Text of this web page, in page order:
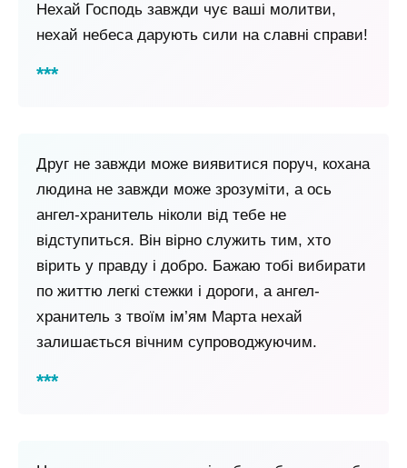
Нехай Господь завжди чує ваші молитви,
нехай небеса дарують сили на славні справи!
Друг не завжди може виявитися поруч, кохана
людина не завжди може зрозуміти, а ось
ангел-хранитель ніколи від тебе не
відступиться. Він вірно служить тим, хто
вірить у правду і добро. Бажаю тобі вибирати
по життю легкі стежки і дороги, а ангел-
хранитель з твоїм ім’ям Марта нехай
залишається вічним супроводжуючим.